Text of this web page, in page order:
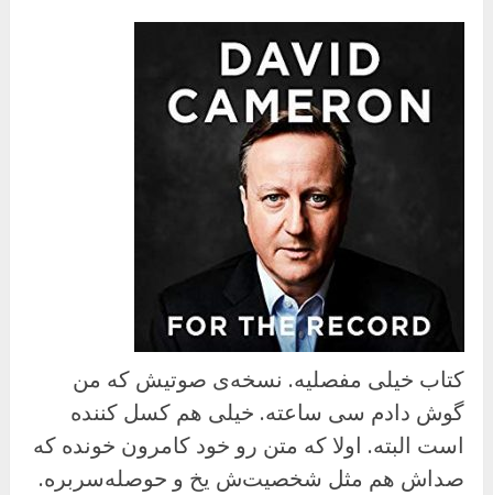
کتاب خیلی مفصلیه. نسخه‌ی صوتیش که من
گوش دادم سی ساعته. خیلی هم کسل کننده
است البته. اولا که متن رو خود کامرون خونده که
صداش هم مثل شخصیت‌ش یخ و حوصله‌سربره.